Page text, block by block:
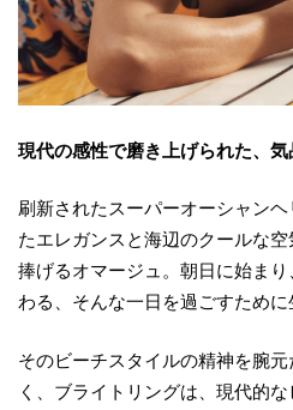
現代の感性で磨き上げられた、
刷新されたスーパーオーシャン
たエレガンスと海辺のクールな
捧げるオマージュ。朝日に始ま
わる、そんな一日を過ごすために
そのビーチスタイルの精神を腕
く、ブライトリングは、現代的